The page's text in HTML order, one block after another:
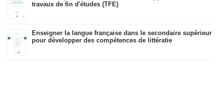
travaux de fin d'études (TFE)
Enseigner la langue française dans le secondaire supérieur
pour développer des compétences de littératie